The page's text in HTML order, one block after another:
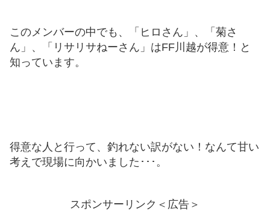
このメンバーの中でも、「ヒロさん」、「菊さ
ん」、「リサリサねーさん」はFF川越が得意！と
知っています。
得意な人と行って、釣れない訳がない！なんて甘い
考えで現場に向かいました･･･。
スポンサーリンク＜広告＞